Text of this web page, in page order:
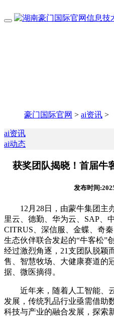
豪门国际官网 > ai资讯 >
ai资讯
ai动态
获奖团队揭晓！首届牛
发布时间
12月28日，由蒙牛集团主
里云、德勤、华为云、SAP、
CITRUS、深信服、金蝶、奇
生态伙伴联合发起的“牛客松”
经过激烈角逐，21支团队脱颖
售、智慧牧场、大健康赛道的
据、微医摘得。
近年来，随着人工智能、云
发展，传统乳品行业亟需借助
科技与产业的融合发展，探索